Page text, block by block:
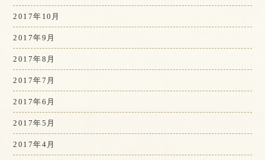
2017年10月
2017年9月
2017年8月
2017年7月
2017年6月
2017年5月
2017年4月